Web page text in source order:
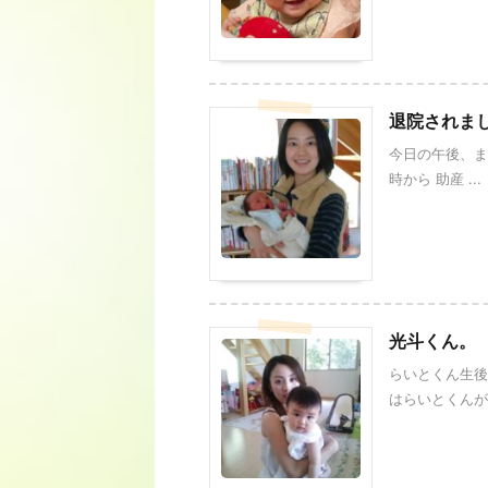
退院されま
今日の午後、
時から 助産 ...
光斗くん。
らいとくん生
はらいとくん